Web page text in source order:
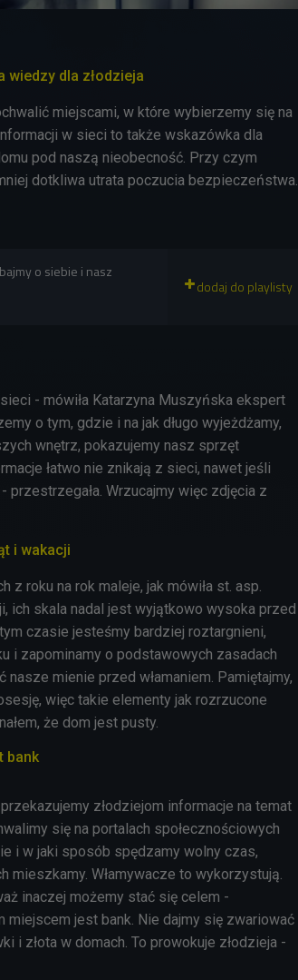
wiedzy dla złodzieja
miejscami, w które wybierzemy się na
w sieci to także wskazówka dla
pod naszą nieobecność. Przy czym
dotkliwa utrata poczucia bezpieczeństwa.
o siebie i nasz
- mówiła Katarzyna Muszyńska ekspert
o tym, gdzie i na jak długo wyjeżdżamy,
wnętrz, pokazujemy nasz sprzęt
łatwo nie znikają z sieci, nawet jeśli
przestrzegała. Wrzucajmy więc zdjęcia z
i wakacji
z roku na rok maleje, jak mówiła st. asp.
ich skala nadal jest wyjątkowo wysoka przed
czasie jesteśmy bardziej roztargnieni,
i zapominamy o podstawowych zasadach
mienie przed włamaniem. Pamiętajmy,
więc takie elementy jak rozrzucone
że dom jest pusty.
bank
złodziejom informacje na temat
się na portalach społecznościowych
i w jaki sposób spędzamy wolny czas,
mieszkamy. Włamywacze to wykorzystują.
inaczej możemy stać się celem -
miejscem jest bank. Nie dajmy się zwariować
i złota w domach. To prowokuje złodzieja -